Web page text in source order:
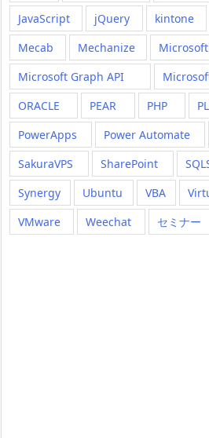
JavaScript
jQuery kintone
Mecab
Mechanize
Microsoft Graph API
ORACLE
PEAR PHP
PowerApps
Power Automate
SakuraVPS
SharePoint
Synergy
Ubuntu VBA
VMware
Weechat セミナー